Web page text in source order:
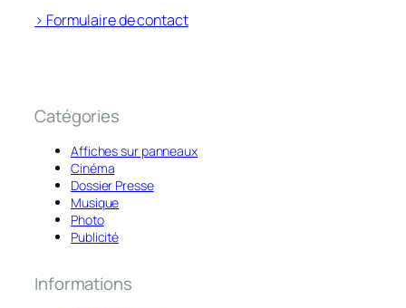
> Formulaire de contact
Catégories
Affiches sur panneaux
Cinéma
Dossier Presse
Musique
Photo
Publicité
Informations